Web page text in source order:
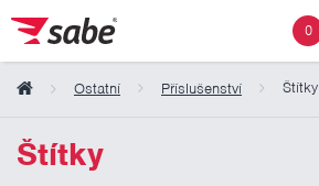
0
Ostatní Příslušenství Štítky
Štítky
Obsah košíku